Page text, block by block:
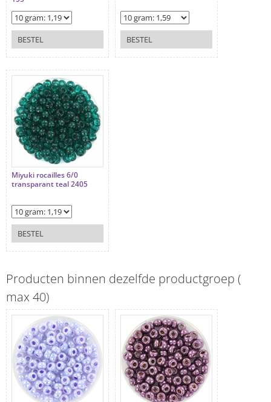
BESTEL BESTEL
Miyuki rocailles 6/0
transparant teal 2405
BESTEL
Producten binnen dezelfde productgroep (
max 40)